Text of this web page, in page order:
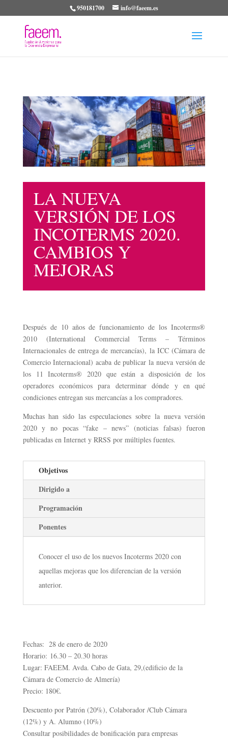
950181700 info@faeem.es
LA NUEVA
VERSIÓN DE LOS
INCOTERMS 2020.
CAMBIOS Y
MEJORAS
Después de 10 años de funcionamiento de los Incoterms®
2010 (International Commercial Terms – Términos
Internacionales de entrega de mercancías), la ICC (Cámara de
Comercio Internacional) acaba de publicar la nueva versión de
los 11 Incoterms® 2020 que están a disposición de los
operadores económicos para determinar dónde y en qué
condiciones entregan sus mercancías a los compradores.
Muchas han sido las especulaciones sobre la nueva versión
2020 y no pocas “fake – news” (noticias falsas) fueron
publicadas en Internet y RRSS por múltiples fuentes.
Objetivos
Dirigido a
Programación
Ponentes
Conocer el uso de los nuevos Incoterms 2020 con
aquellas mejoras que los diferencian de la versión
anterior.
Fechas: 28 de enero de 2020
Horario: 16.30 – 20.30 horas
Lugar: FAEEM. Avda. Cabo de Gata, 29,(edificio de la
Cámara de Comercio de Almería)
Precio: 180€.
Descuento por Patrón (20%), Colaborador /Club Cámara
(12%) y A. Alumno (10%)
Consultar posibilidades de bonificación para empresas